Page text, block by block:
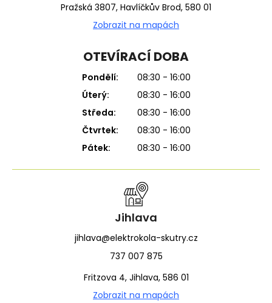
Pražská 3807, Havlíčkův Brod, 580 01
Zobrazit na mapách
OTEVÍRACÍ DOBA
Pondělí:
08:30 - 16:00
Úterý:
08:30 - 16:00
Středa:
08:30 - 16:00
Čtvrtek:
08:30 - 16:00
Pátek:
08:30 - 16:00
Jihlava
jihlava@elektrokola-skutry.cz
737 007 875
Fritzova 4, Jihlava, 586 01
Zobrazit na mapách